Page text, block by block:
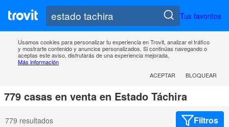
Tus favoritos
Usamos cookies para personalizar tu experiencia en Trovit, analizar el tráfico
y mostrarte contenido y anuncios personalizados. Si continúas navegando o
aceptas este aviso, disfrutarás de una experiencia mejorada.
Más información
ACEPTAR
BLOQUEAR
779 casas en venta en Estado Táchira
779 resultados Filtros